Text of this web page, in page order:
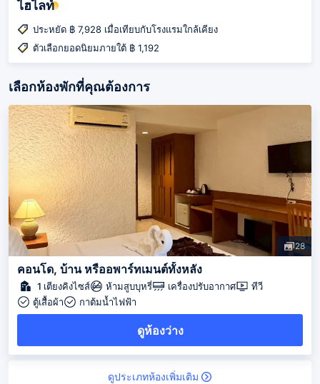
ไฮไลท์
ประหยัด ฿ 7,928 เมื่อเทียบกับโรงแรมใกล้เคียง
ตัวเลือกยอดนิยมภายใต้ ฿ 1,192
เลือกห้องพักที่คุณต้องการ
28
คอนโด, บ้าน หรืออพาร์ทเมนต์ทั้งหลัง
1 เตียงคิงไซส์ ห้ามสูบบุหรี่ เครื่องปรับอากาศ
ทีวี
ตู้เสื้อผ้า
กาต้มน้ำไฟฟ้า
ดูห้องว่าง
ดูประเภทห้องเพิ่มเติม